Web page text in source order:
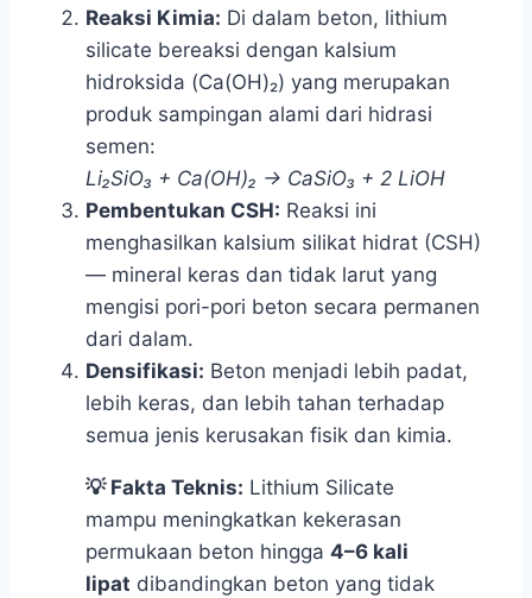
Reaksi Kimia: Di dalam beton, lithium
silicate bereaksi dengan kalsium
hidroksida (Ca(OH)₂) yang merupakan
produk sampingan alami dari hidrasi
semen:
Li₂SiO₃ + Ca(OH)₂ → CaSiO₃ + 2 LiOH
Pembentukan CSH: Reaksi ini
menghasilkan kalsium silikat hidrat (CSH)
— mineral keras dan tidak larut yang
mengisi pori-pori beton secara permanen
dari dalam.
Densifikasi: Beton menjadi lebih padat,
lebih keras, dan lebih tahan terhadap
semua jenis kerusakan fisik dan kimia.
💡 Fakta Teknis: Lithium Silicate
mampu meningkatkan kekerasan
permukaan beton hingga 4–6 kali
lipat dibandingkan beton yang tidak